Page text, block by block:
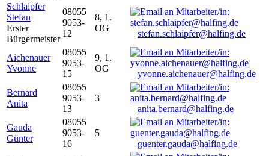
Schlaipfer
Stefan
Erster
Bürgermeister
08055
9053-
12
8, 1.
OG
stefan.schlaipfer@halfing.de
Aichenauer
Yvonne
08055
9053-
15
9, 1.
OG
yvonne.aichenauer@halfing.de
Bernard
Anita
08055
9053-
13
3
anita.bernard@halfing.de
Gauda
Günter
08055
9053-
16
5
guenter.gauda@halfing.de